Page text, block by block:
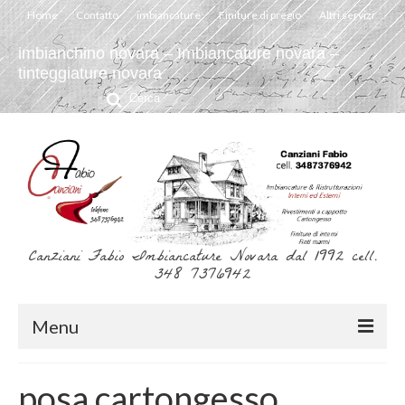
Home Contatto imbiancature Finiture di pregio Altri servizi
imbianchino novara – Imbiancature novara –
tinteggiature novara
Cerca:
Canziani Fabio Imbiancature Novara dal 1992 cell.
348 7376942
Menu